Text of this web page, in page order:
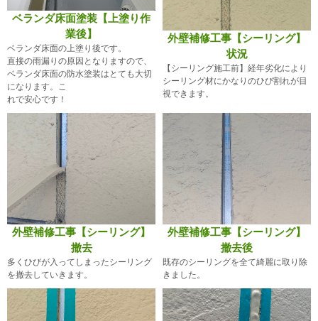
ベランダ床面塗装【上塗り作
業後】
ベランダ床面の上塗り後です。
直接の雨漏りの原因となりますので、
ベランダ床面の防水塗装はとても大切
になります。こ
れで安心です！
外壁補修工事【シーリング】
状況
【シーリング施工前】経年劣化により
シーリング材にかなりのひび割れが目
視できます。
外壁補修工事【シーリング】
撤去
多くひびが入ってしまったシーリング
を撤去していきます。
外壁補修工事【シーリング】
撤去後
既存のシーリングを全て綺麗に取り除
きました。